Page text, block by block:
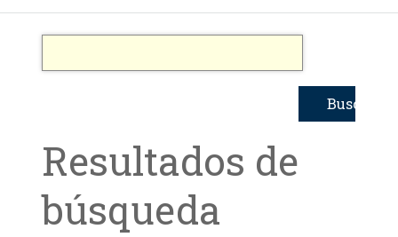
Resultados de
búsqueda